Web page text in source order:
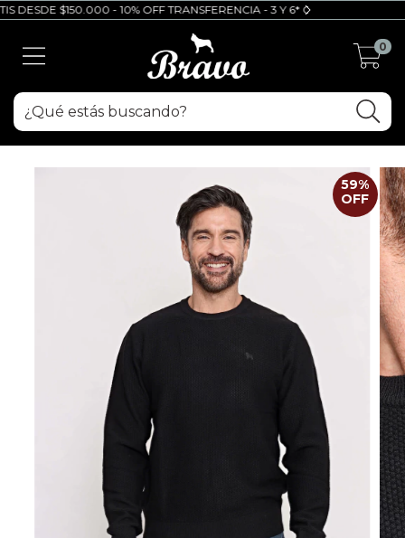
DESDE $150.000 - 10% OFF TRANSFERENCIA - 3 Y 6* CUOTAS SIN
0
59%
OFF